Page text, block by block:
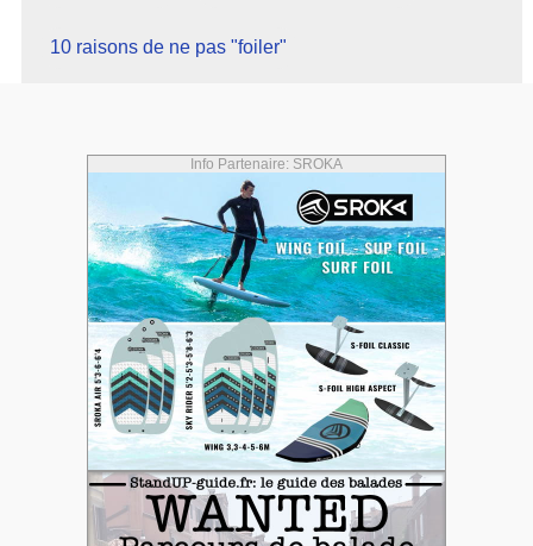
10 raisons de ne pas "foiler"
Info Partenaire: SROKA